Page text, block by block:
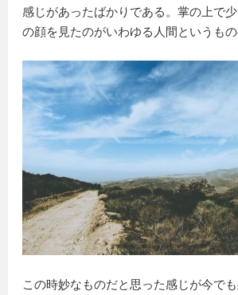
感じがあったばかりである。掌の上で
の顔を見たのがいわゆる人間というもの
この時妙なものだと思った感じが今で